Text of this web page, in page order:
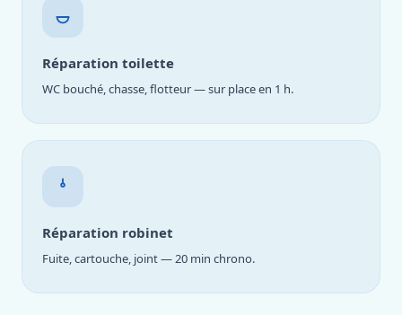
Réparation toilette
WC bouché, chasse, flotteur — sur place en 1 h.
Réparation robinet
Fuite, cartouche, joint — 20 min chrono.